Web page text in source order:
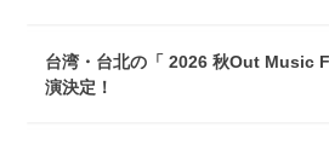
台湾・台北の「 2026 秋Out Music
演決定！